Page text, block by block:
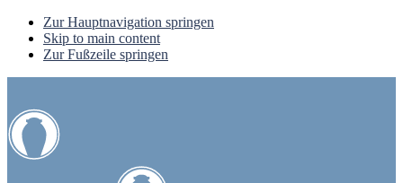
Zur Hauptnavigation springen
Skip to main content
Zur Fußzeile springen